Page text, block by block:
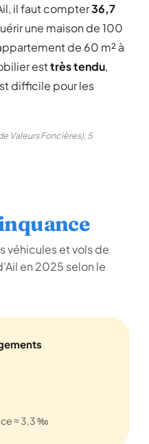
il faut compter36,7
une maison de 100
de 60 m² à
esttrès tendu,
difficile pour les
Valeurs Foncières), 5
véhicules et vols de
en 2025 selon le
≈ 3,3 ‰